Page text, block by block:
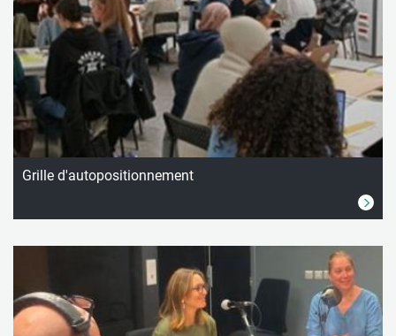
Grille d'autopositionnement